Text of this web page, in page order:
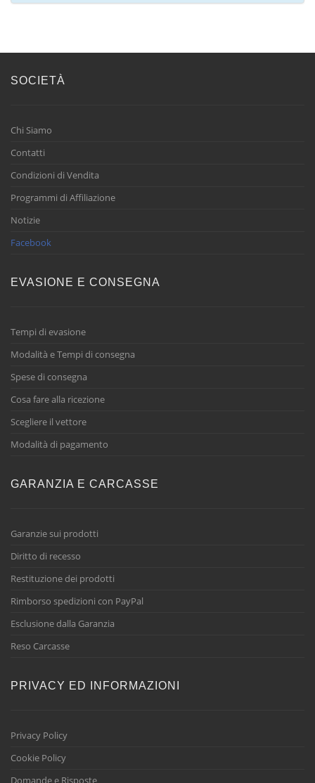
SOCIETÀ
Chi Siamo
Contatti
Condizioni di Vendita
Programmi di Affiliazione
Notizie
Facebook
EVASIONE E CONSEGNA
Tempi di evasione
Modalità e Tempi di consegna
Spese di consegna
Cosa fare alla ricezione
Scegliere il vettore
Modalità di pagamento
GARANZIA E CARCASSE
Garanzie sui prodotti
Diritto di recesso
Restituzione dei prodotti
Rimborso spedizioni con PayPal
Esclusione dalla Garanzia
Reso Carcasse
PRIVACY ED INFORMAZIONI
Privacy Policy
Cookie Policy